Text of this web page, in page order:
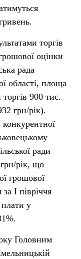
торгів
оцінки
рада
області, площа
торгів 900 тис.
грн/рік).
ради
рік, що
грошової
І півріччя
плати у
Головним